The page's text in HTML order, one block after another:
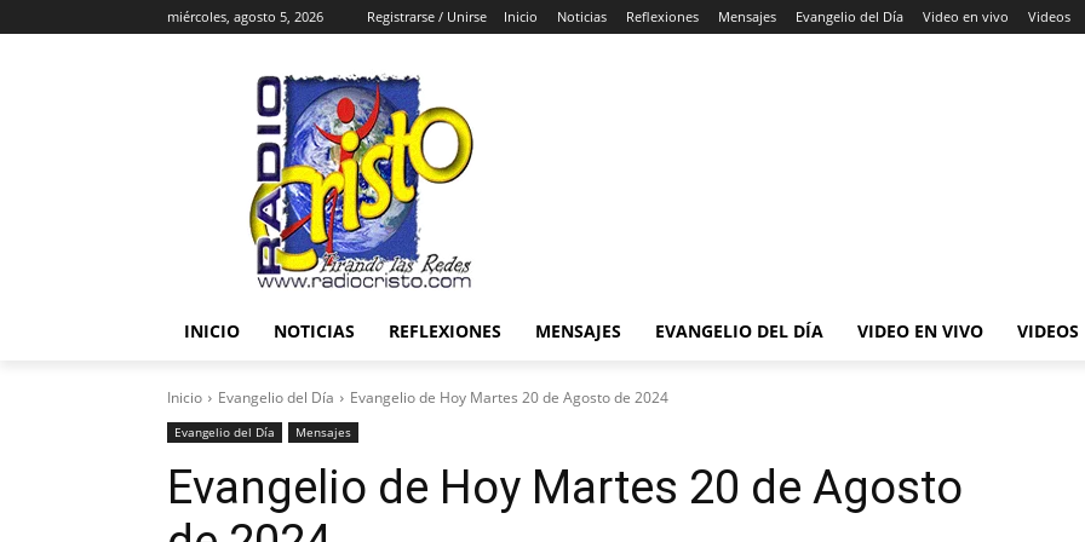
miércoles, agosto 5, 2026 Registrarse / Unirse Inicio Noticias Reflexiones Mensajes Evangelio del Día Video en vivo Videos
INICIO NOTICIAS REFLEXIONES MENSAJES EVANGELIO DEL DÍA VIDEO EN VIVO VIDEOS
Inicio Evangelio del Día Evangelio de Hoy Martes 20 de Agosto de 2024
Evangelio del Día Mensajes
Evangelio de Hoy Martes 20 de Agosto